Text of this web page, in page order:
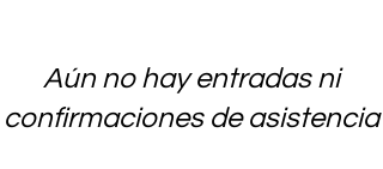
Aún no hay entradas ni
confirmaciones de asistencia